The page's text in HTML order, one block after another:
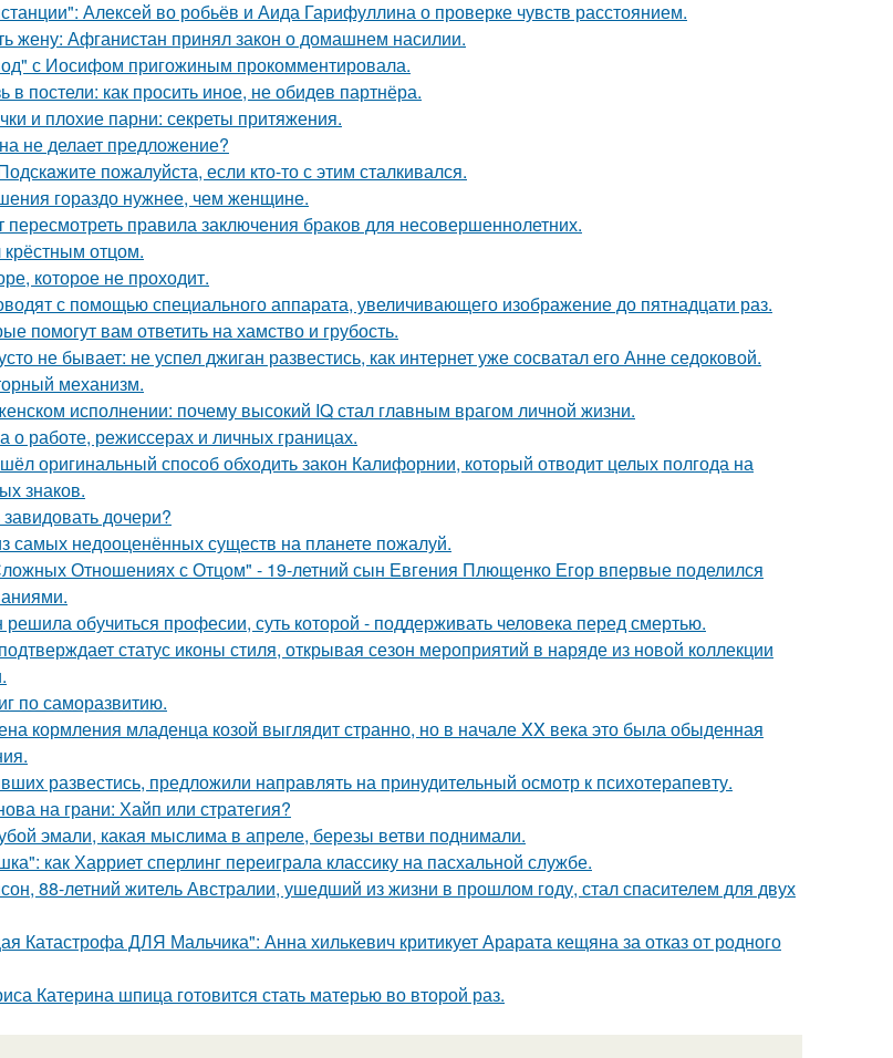
Алексей во робьёв и Аида Гарифуллина о проверке чувств расстоянием.
жену: Афганистан принял закон о домашнем насилии.
с Иосифом пригожиным прокомментировала.
в постели: как просить иное, не обидев партнёра.
и плохие парни: секреты притяжения.
не делает предложение?
пожалуйста, если кто-то с этим сталкивался.
гораздо нужнее, чем женщине.
пересмотреть правила заключения браков для несовершеннолетних.
крёстным отцом.
которое не проходит.
с помощью специального аппарата, увеличивающего изображение до пятнадцати раз.
помогут вам ответить на хамство и грубость.
не бывает: не успел джиган развестись, как интернет уже сосватал его Анне седоковой.
механизм.
исполнении: почему высокий IQ стал главным врагом личной жизни.
о работе, режиссерах и личных границах.
оригинальный способ обходить закон Калифорнии, который отводит целых полгода на
знаков.
дочери?
самых недооценённых существ на планете пожалуй.
Отношениях с Отцом" - 19-летний сын Евгения Плющенко Егор впервые поделился
обучиться професии, суть которой - поддерживать человека перед смертью.
статус иконы стиля, открывая сезон мероприятий в наряде из новой коллекции
по саморазвитию.
кормления младенца козой выглядит странно, но в начале XX века это была обыденная
развестись, предложили направлять на принудительный осмотр к психотерапевту.
на грани: Хайп или стратегия?
эмали, какая мыслима в апреле, березы ветви поднимали.
как Харриет сперлинг переиграла классику на пасхальной службе.
88-летний житель Австралии, ушедший из жизни в прошлом году, стал спасителем для двух
Катастрофа ДЛЯ Мальчика": Анна хилькевич критикует Арарата кещяна за отказ от родного
Катерина шпица готовится стать матерью во второй раз.